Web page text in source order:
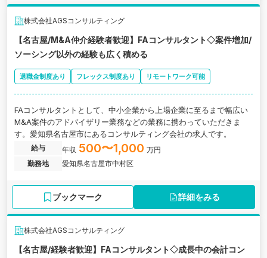
株式会社AGSコンサルティング
【名古屋/M&A仲介経験者歓迎】FAコンサルタント◇案件増加/
ソーシング以外の経験も広く積める
退職金制度あり フレックス制度あり リモートワーク可能
FAコンサルタントとして、中小企業から上場企業に至るまで幅広い
M&A案件のアドバイザリー業務などの業務に携わっていただきま
す。愛知県名古屋市にあるコンサルティング会社の求人です。
給与 年収 500〜1,000 万円
勤務地
愛知県名古屋市中村区
ブックマーク 詳細をみる
株式会社AGSコンサルティング
【名古屋/経験者歓迎】FAコンサルタント◇成長中の会計コン